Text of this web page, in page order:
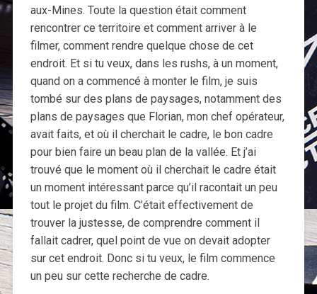
aux-Mines. Toute la question était comment
rencontrer ce territoire et comment arriver à le
filmer, comment rendre quelque chose de cet
endroit. Et si tu veux, dans les rushs, à un moment,
quand on a commencé à monter le film, je suis
tombé sur des plans de paysages, notamment des
plans de paysages que Florian, mon chef opérateur,
avait faits, et où il cherchait le cadre, le bon cadre
pour bien faire un beau plan de la vallée. Et j’ai
trouvé que le moment où il cherchait le cadre était
un moment intéressant parce qu’il racontait un peu
tout le projet du film. C’était effectivement de
trouver la justesse, de comprendre comment il
fallait cadrer, quel point de vue on devait adopter
sur cet endroit. Donc si tu veux, le film commence
un peu sur cette recherche de cadre.